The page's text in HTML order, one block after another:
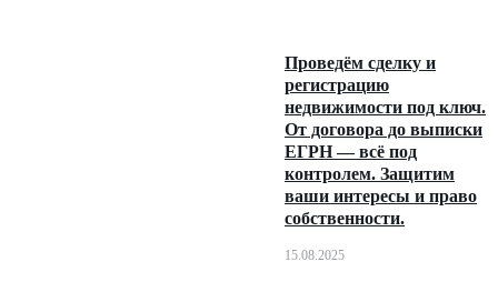
Проведём сделку и
регистрацию
недвижимости под ключ.
От договора до выписки
ЕГРН — всё под
контролем. Защитим
ваши интересы и право
собственности.
15.08.2025